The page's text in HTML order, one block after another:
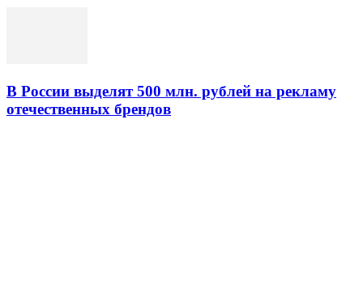
В России выделят 500 млн. рублей на рекламу
отечественных брендов